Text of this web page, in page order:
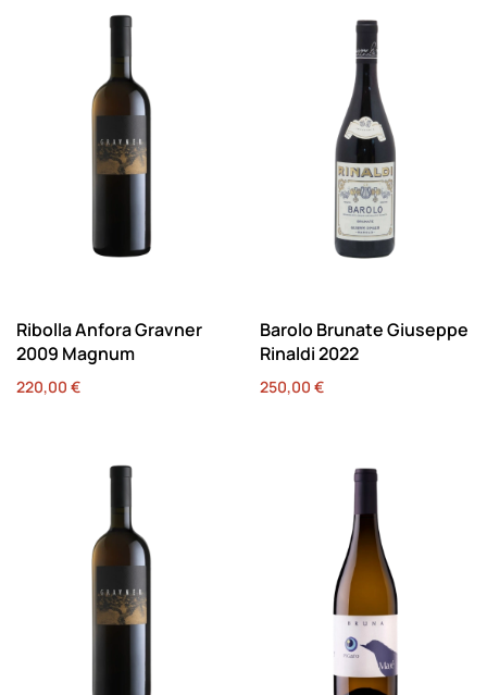
Ribolla Anfora Gravner
2009 Magnum
220,00 €
Barolo Brunate Giuseppe
Rinaldi 2022
250,00 €